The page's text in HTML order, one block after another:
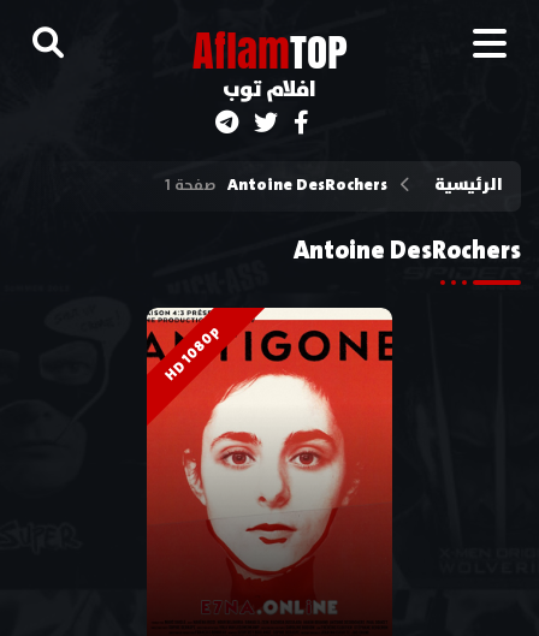
AflamTOP
افلام توب
الرئيسية Antoine DesRochers صفحة 1
Antoine DesRochers
HD 1080p